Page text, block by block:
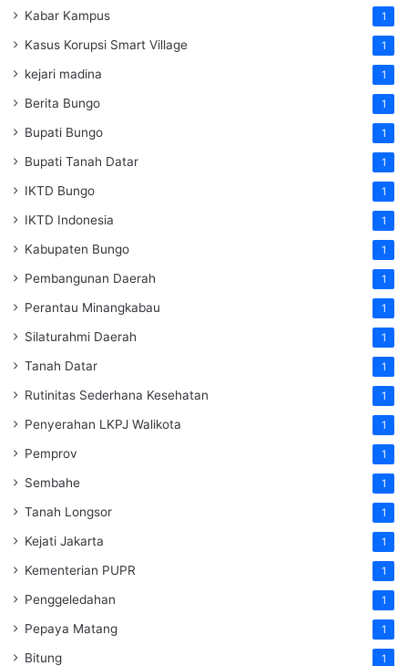
Kabar Kampus 1
Kasus Korupsi Smart Village 1
kejari madina 1
Berita Bungo 1
Bupati Bungo 1
Bupati Tanah Datar 1
IKTD Bungo 1
IKTD Indonesia 1
Kabupaten Bungo 1
Pembangunan Daerah 1
Perantau Minangkabau 1
Silaturahmi Daerah 1
Tanah Datar 1
Rutinitas Sederhana Kesehatan 1
Penyerahan LKPJ Walikota 1
Pemprov 1
Sembahe 1
Tanah Longsor 1
Kejati Jakarta 1
Kementerian PUPR 1
Penggeledahan 1
Pepaya Matang 1
Bitung 1